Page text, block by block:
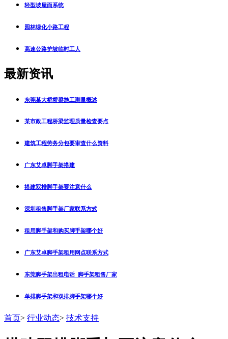
轻型坡屋面系统
园林绿化小路工程
高速公路护坡临时工人
最新资讯
东莞某大桥桥梁施工测量概述
某市政工程桥梁监理质量检查要点
建筑工程劳务分包要审查什么资料
广东艾卓脚手架搭建
搭建双排脚手架要注意什么
深圳租售脚手架厂家联系方式
租用脚手架和购买脚手架哪个好
广东艾卓脚手架租用网点联系方式
东莞脚手架出租电话_脚手架租售厂家
单排脚手架和双排脚手架哪个好
首页> 行业动态> 技术支持